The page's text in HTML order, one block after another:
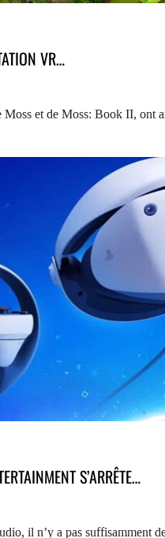
VR…
Moss et de Moss: Book II, ont
S’ARRÊTE…
il n’y a pas suffisamment